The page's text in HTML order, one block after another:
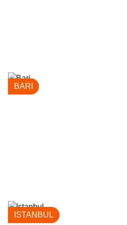
BARI
ISTANBUL